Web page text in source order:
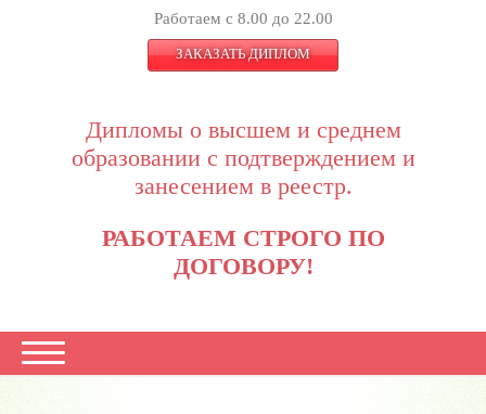
Работаем с 8.00 до 22.00
ЗАКАЗАТЬ ДИПЛОМ
Дипломы о высшем и среднем
образовании с подтверждением и
занесением в реестр.
РАБОТАЕМ СТРОГО ПО
ДОГОВОРУ!